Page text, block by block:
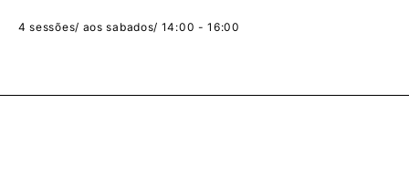
4 sessões/ aos sabados/ 14:00 - 16:00